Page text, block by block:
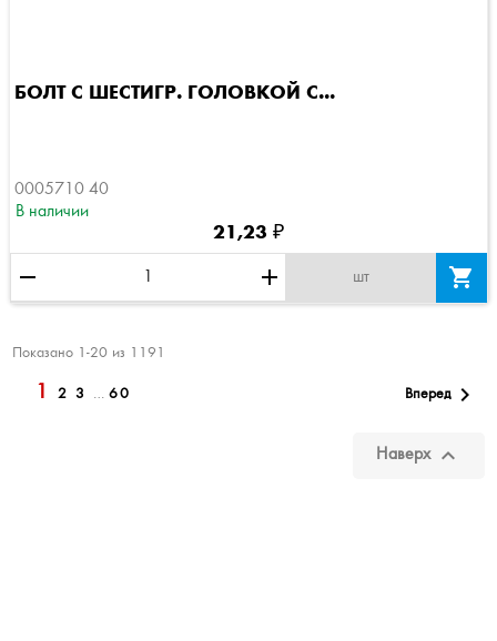
БОЛТ С ШЕСТИГР. ГОЛОВКОЙ С...
0005710 40
В наличии
21,23 ₽
remove add шт 
Показано 1-20 из 1191
123 60 Вперед
Наверх 